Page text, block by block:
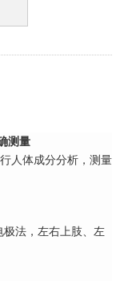
测量
人体成分分析，测量
法，左右上肢、左